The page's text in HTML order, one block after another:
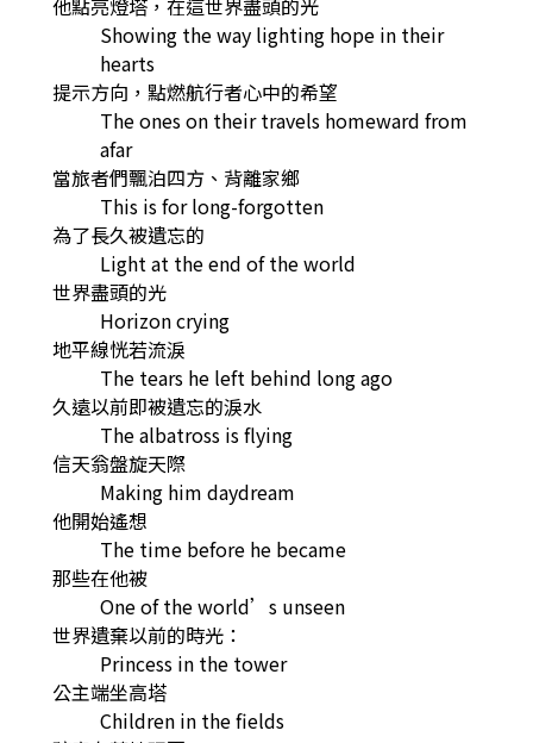
他點亮燈塔，在這世界盡頭的光
Showing the way lighting hope in their
hearts
提示方向，點燃航行者心中的希望
The ones on their travels homeward from
afar
當旅者們飄泊四方、背離家鄉
This is for long-forgotten
為了長久被遺忘的
Light at the end of the world
世界盡頭的光
Horizon crying
地平線恍若流淚
The tears he left behind long ago
久遠以前即被遺忘的淚水
The albatross is flying
信天翁盤旋天際
Making him daydream
他開始遙想
The time before he became
那些在他被
One of the world’s unseen
世界遺棄以前的時光：
Princess in the tower
公主端坐高塔
Children in the fields